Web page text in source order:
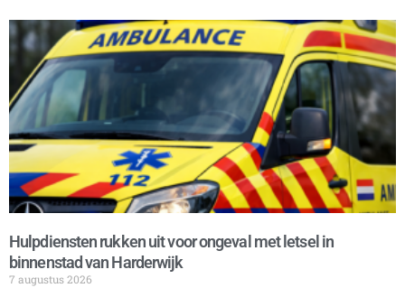
Hulpdiensten rukken uit voor ongeval met letsel in
binnenstad van Harderwijk
7 augustus 2026